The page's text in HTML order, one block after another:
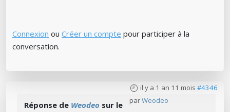
Connexion ou Créer un compte pour participer à la
conversation.
il y a 1 an 11 mois #4346
parWeodeo
Réponse de Weodeo sur le